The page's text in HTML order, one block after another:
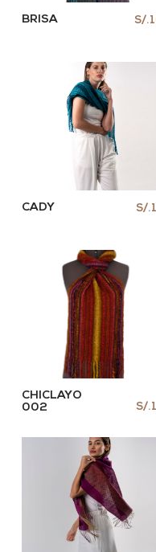
BRISA S/
CADY S/
CHICLAYO
002
S/